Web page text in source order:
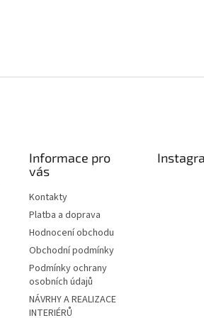
Informace pro
vás
Kontakty
Platba a doprava
Hodnocení obchodu
Obchodní podmínky
Podmínky ochrany
osobních údajů
NÁVRHY A REALIZACE
INTERIÉRŮ